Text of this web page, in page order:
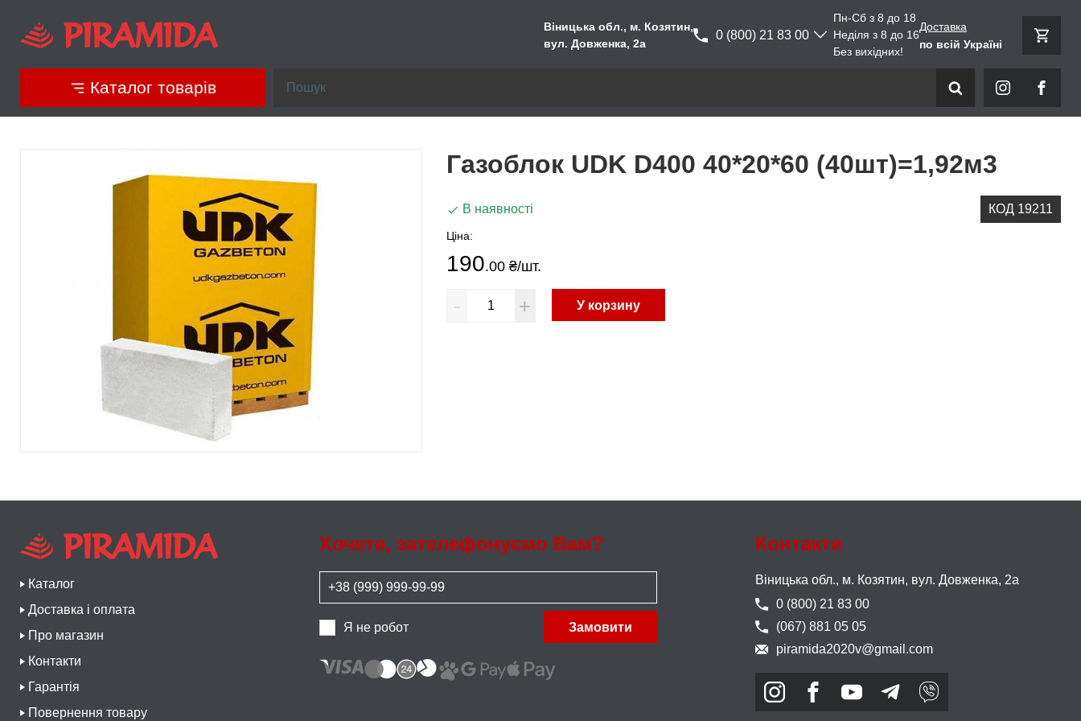
Віницька обл., м. Козятин,
вул. Довженка, 2а
0 (800) 21 83 00
Пн-Сб з 8 до 18
Неділя з 8 до 16
Без вихідних!
Доставка
по всій Україні
Каталог товарів
Газоблок UDK D400 40*20*60 (40шт)=1,92м3
В наявності КОД 19211
Ціна:
190.00 ₴/шт.
- + У корзину
Каталог
Доставка і оплата
Про магазин
Контакти
Гарантія
Повернення товару
Хочете, зателефонуємо Вам?
Я не робот Замовити
Контакти
Віницька обл., м. Козятин, вул. Довженка, 2а
0 (800) 21 83 00
(067) 881 05 05
piramida2020v@gmail.com